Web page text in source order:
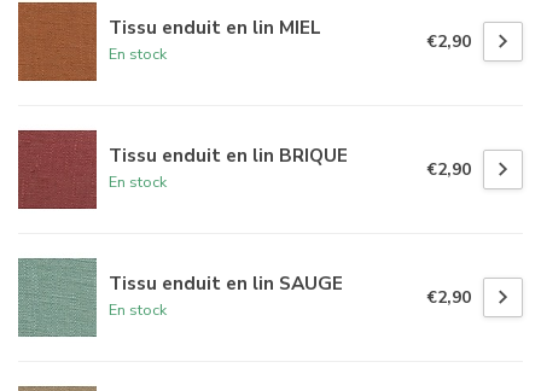
Tissu enduit en lin MIEL
En stock
€2,90
Tissu enduit en lin BRIQUE
En stock
€2,90
Tissu enduit en lin SAUGE
En stock
€2,90